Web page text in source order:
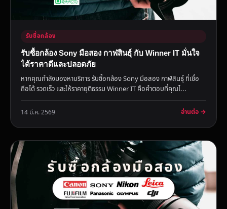
รับซื้อกล้อง
รับซื้อกล้อง Sony มือสอง กาฬสินธุ์ กับ Winner IT มั่นใจ
ได้ราคาดีและปลอดภัย
หากคุณกำลังมองหาบริการ รับซื้อกล้อง Sony มือสอง กาฬสินธุ์ ที่เชื่อ
ถือได้ รวดเร็ว และให้ราคายุติธรรม Winner IT คือคำตอบที่คุณไ...
14 มี.ค. 2569 อ่านต่อ →